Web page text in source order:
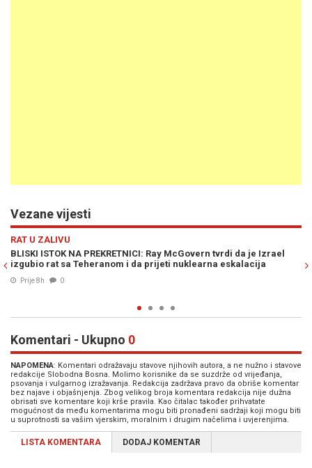
Vezane vijesti
RAT U ZALIVU
PENZIONISANI PUKOVNIK AMERIČKE VOJSKE DOUGLAS
MACGREGOR: "Rusija, Kina i Iran stvaraju novi poredak na
Komentari - Ukupno 0
NAPOMENA: Komentari odražavaju stavove njihovih autora, a ne nužno i stavove
redakcije Slobodna Bosna. Molimo korisnike da se suzdrže od vrijeđanja,
psovanja i vulgarnog izražavanja. Redakcija zadržava pravo da obriše komentar
bez najave i objašnjenja. Zbog velikog broja komentara redakcija nije dužna
obrisati sve komentare koji krše pravila. Kao čitalac također prihvatate
mogućnost da među komentarima mogu biti pronađeni sadržaji koji mogu biti
u suprotnosti sa vašim vjerskim, moralnim i drugim načelima i uvjerenjima.
LISTA KOMENTARA DODAJ KOMENTAR